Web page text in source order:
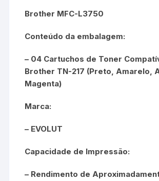
Brother MFC-L3750
Conteúdo da embalagem:
– 04 Cartuchos de Toner
Brother TN-217 (Preto, Amarelo,
Magenta)
Marca:
– EVOLUT
Capacidade de Impressão:
– Rendimento de